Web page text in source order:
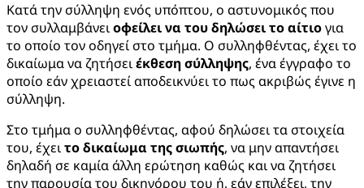
Κατά την σύλληψη ενός υπόπτου, ο αστυνομικός που
τον συλλαμβάνειοφείλει να του δηλώσει το αίτιογια
το οποίο τον οδηγεί στο τμήμα. Ο συλληφθέντας, έχει το
δικαίωμα να ζητήσειέκθεση σύλληψης, ένα έγγραφο το
οποίο εάν χρειαστεί αποδεικνύει το πως ακριβώς έγινε η
σύλληψη.
Στο τμήμα ο συλληφθέντας, αφού δηλώσει τα στοιχεία
του, έχειτο δικαίωμα της σιωπής, να μην απαντήσει
δηλαδή σε καμία άλλη ερώτηση καθώς και να ζητήσει
την παρουσία του δικηγόρου του ή, εάν επιλέξει, την